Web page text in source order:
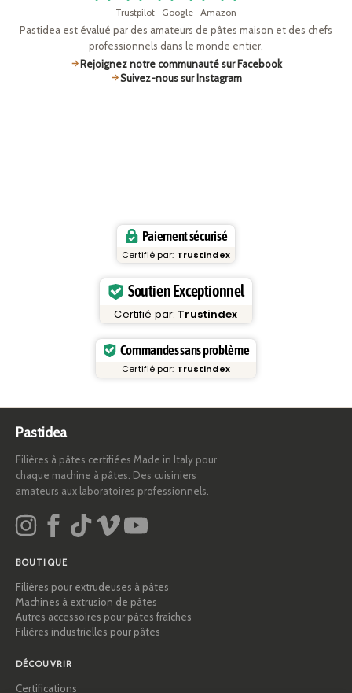
Trustpilot · Google · Amazon
Pastidea est évalué par des amateurs de pâtes maison et des chefs
professionnels dans le monde entier.
Rejoignez notre communauté sur Facebook
Suivez-nous sur Instagram
Paiement sécurisé
Certifié par: Trustindex
Soutien Exceptionnel
Certifié par: Trustindex
Commandes sans problème
Certifié par: Trustindex
Pastidea
Filières à pâtes certifiées Made in Italy pour
chaque machine à pâtes. Des cuisiniers
amateurs aux laboratoires professionnels.
BOUTIQUE
Filières pour extrudeuses à pâtes
Machines à extrusion de pâtes
Autres accessoires pour pâtes fraîches
Filières industrielles pour pâtes
DÉCOUVRIR
Certifications